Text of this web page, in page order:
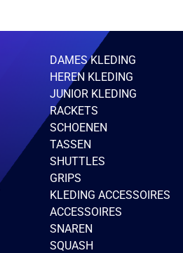
DAMES KLEDING
HEREN KLEDING
JUNIOR KLEDING
RACKETS
SCHOENEN
TASSEN
SHUTTLES
GRIPS
KLEDING ACCESSOIRES
ACCESSOIRES
SNAREN
SQUASH